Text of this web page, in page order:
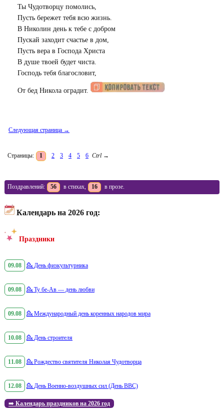
Ты Чудотворцу помолись,
Пусть бережет тебя всю жизнь.
В Николин день к тебе с добром
Пускай заходит счастье в дом,
Пусть вера в Господа Христа
В душе твоей будет чиста.
Господь тебя благословит,
От бед Никола оградит.
Следующая страница →
Страницы: 1 2 3 4 5 6 Ctrl →
Поздравлений: 56 в стихах, 16 в прозе.
Календарь на 2026 год:
Праздники
09.08 💁 День физкультурника
09.08 💁 Ту бе-Ав — день любви
09.08 💁 Международный день коренных народов мира
10.08 💁 День строителя
11.08 💁 Рождество святителя Николая Чудотворца
12.08 💁 День Военно-воздушных сил (День ВВС)
➡️ Календарь праздников на 2026 год